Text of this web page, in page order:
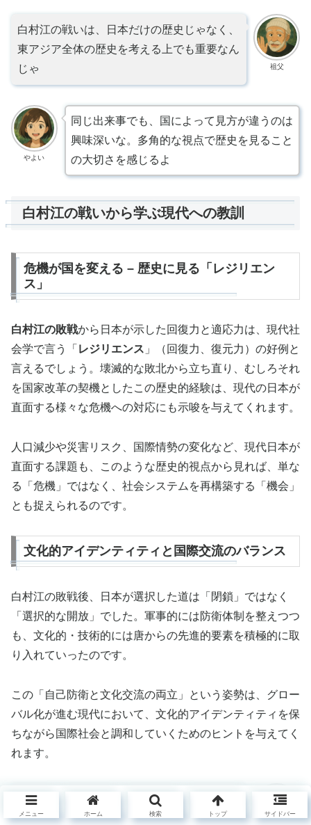
祖父
白村江の戦いは、日本だけの歴史じゃなく、
東アジア全体の歴史を考える上でも重要なん
じゃ
やよい
同じ出来事でも、国によって見方が違うのは
興味深いな。多角的な視点で歴史を見ること
の大切さを感じるよ
白村江の戦いから学ぶ現代への教訓
危機が国を変える – 歴史に見る「レジリエン
ス」
白村江の敗戦から日本が示した回復力と適応力は、現代社
会学で言う「 レジリエンス 」（回復力、復元力）の好例と
言えるでしょう。壊滅的な敗北から立ち直り、むしろそれ
を国家改革の契機としたこの歴史的経験は、現代の日本が
直面する様々な危機への対応にも示唆を与えてくれます。
人口減少や災害リスク、国際情勢の変化など、現代日本が
直面する課題も、このような歴史的視点から見れば、単な
る「危機」ではなく、社会システムを再構築する「機会」
とも捉えられるのです。
文化的アイデンティティと国際交流のバランス
白村江の敗戦後、日本が選択した道は「閉鎖」ではなく
「選択的な開放」でした。軍事的には防衛体制を整えつつ
も、文化的・技術的には唐からの先進的要素を積極的に取
り入れていったのです。
この「自己防衛と文化交流の両立」という姿勢は、グロー
バル化が進む現代において、文化的アイデンティティを保
ちながら国際社会と調和していくためのヒントを与えてく
れます。
白村江の敗戦から日本が学んだのは、危機を
糧にして進化する力じゃったな
メニュー ホーム 検索 トップ サイドバー